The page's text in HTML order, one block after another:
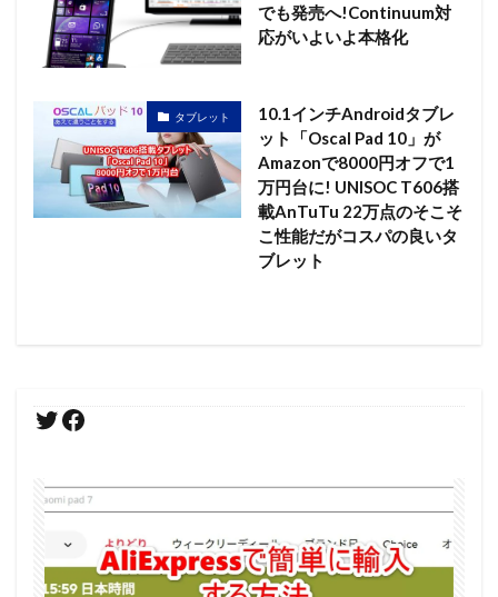
でも発売へ!Continuum対
応がいよいよ本格化
タブレット
10.1インチAndroidタブレ
ット「Oscal Pad 10」が
Amazonで8000円オフで1
万円台に! UNISOC T606搭
載AnTuTu 22万点のそこそ
こ性能だがコスパの良いタ
ブレット